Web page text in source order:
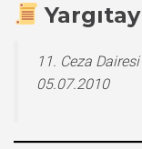
11. Ceza
05.07.2010